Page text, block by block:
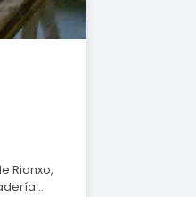
Rianxo,